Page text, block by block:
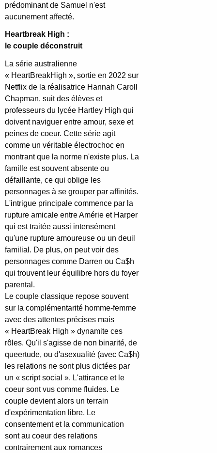
prédominant de Samuel n'est
aucunement affecté.
Heartbreak High :
le couple déconstruit
La série australienne
« HeartBreakHigh », sortie en 2022 sur
Netflix de la réalisatrice Hannah Caroll
Chapman, suit des élèves et
professeurs du lycée Hartley High qui
doivent naviguer entre amour, sexe et
peines de coeur. Cette série agit
comme un véritable électrochoc en
montrant que la norme n'existe plus. La
famille est souvent absente ou
défaillante, ce qui oblige les
personnages à se grouper par affinités.
L'intrigue principale commence par la
rupture amicale entre Amérie et Harper
qui est traitée aussi intensément
qu'une rupture amoureuse ou un deuil
familial. De plus, on peut voir des
personnages comme Darren ou Ca$h
qui trouvent leur équilibre hors du foyer
parental.
Le couple classique repose souvent
sur la complémentarité homme-femme
avec des attentes précises mais
« HeartBreak High » dynamite ces
rôles. Qu'il s'agisse de non binarité, de
queertude, ou d'asexualité (avec Ca$h)
les relations ne sont plus dictées par
un « script social ». L'attirance et le
coeur sont vus comme fluides. Le
couple devient alors un terrain
d'expérimentation libre. Le
consentement et la communication
sont au coeur des relations
contrairement aux romances